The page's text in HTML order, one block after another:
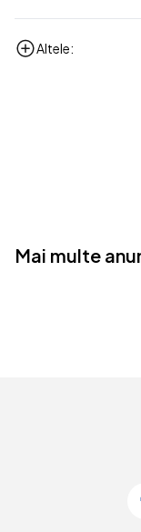
Altele:
Mai multe